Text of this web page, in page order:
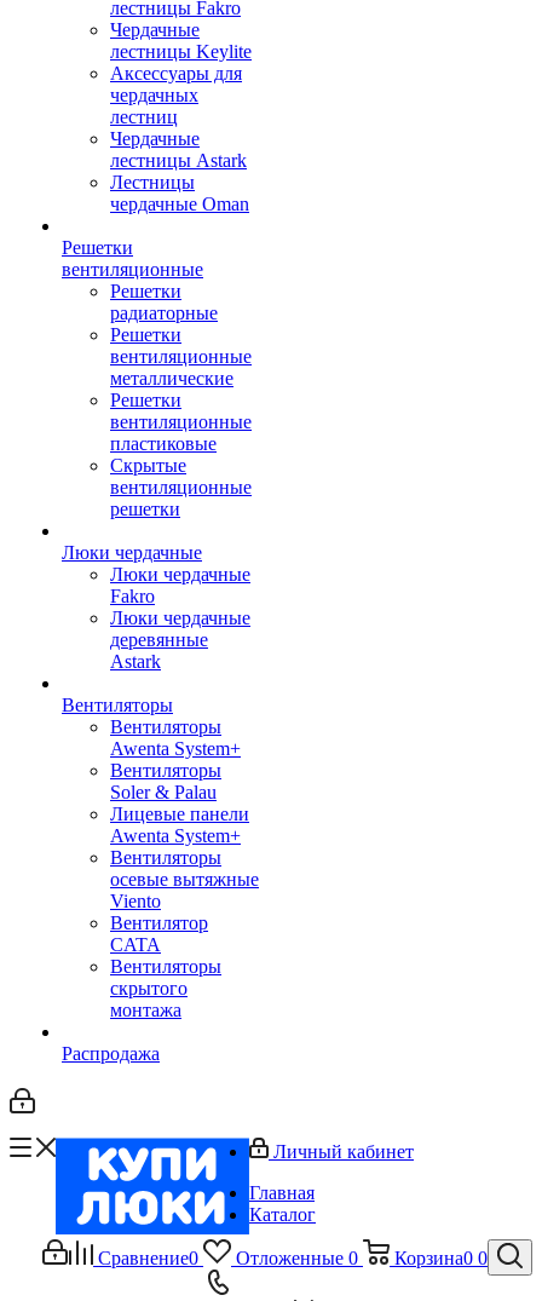
лестницы Fakro
Чердачные
лестницы Keylite
Аксессуары для
чердачных
лестниц
Чердачные
лестницы Astark
Лестницы
чердачные Oman
Решетки
вентиляционные
Решетки
радиаторные
Решетки
вентиляционные
металлические
Решетки
вентиляционные
пластиковые
Скрытые
вентиляционные
решетки
Люки чердачные
Люки чердачные
Fakro
Люки чердачные
деревянные
Astark
Вентиляторы
Вентиляторы
Awenta System+
Вентиляторы
Soler & Palau
Лицевые панели
Awenta System+
Вентиляторы
осевые вытяжные
Viento
Вентилятор
CATA
Вентиляторы
скрытого
монтажа
Распродажа
Сравнение0 Отложенные 0 Корзина0 0
Личный кабинет
Главная
Каталог